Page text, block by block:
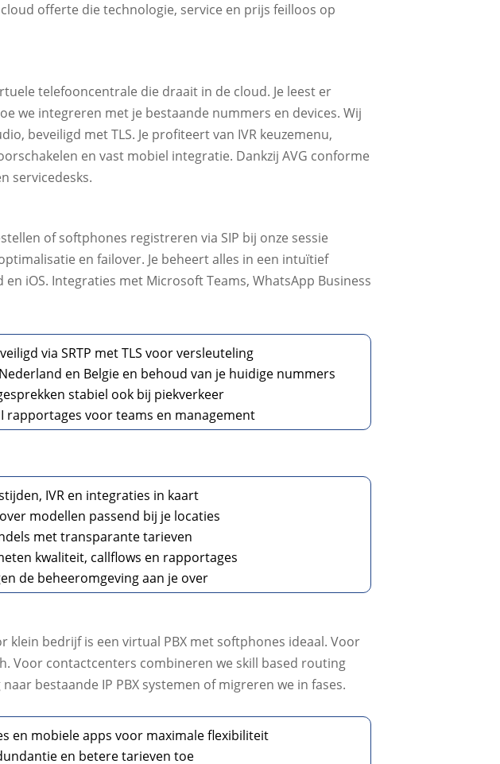
offerte die technologie, service en prijs feilloos op
telefooncentrale die draait in de cloud. Je leest er
we integreren met je bestaande nummers en devices. Wij
beveiligd met TLS. Je profiteert van IVR keuzemenu,
en vast mobiel integratie. Dankzij AVG conforme
servicedesks.
of softphones registreren via SIP bij onze sessie
en failover. Je beheert alles in een intuïtief
iOS. Integraties met Microsoft Teams, WhatsApp Business
via SRTP met TLS voor versleuteling
en Belgie en behoud van je huidige nummers
stabiel ook bij piekverkeer
rapportages voor teams en management
IVR en integraties in kaart
modellen passend bij je locaties
met transparante tarieven
kwaliteit, callflows en rapportages
de beheeromgeving aan je over
klein bedrijf is een virtual PBX met softphones ideaal. Voor
Voor contactcenters combineren we skill based routing
bestaande IP PBX systemen of migreren we in fases.
en mobiele apps voor maximale flexibiliteit
en betere tarieven toe